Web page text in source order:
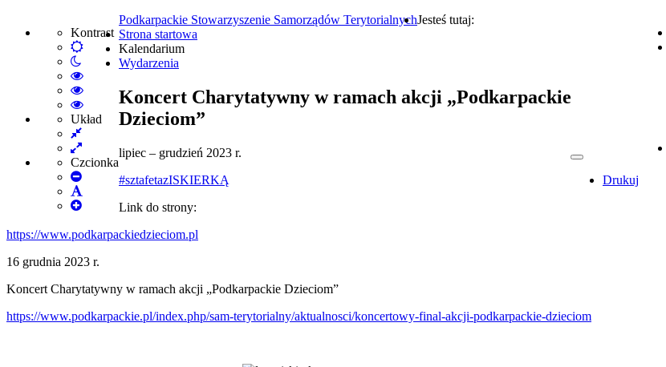
Kontrast
Default
mode
Włącz
tryb
nocny
High
Contrast
Black
White
High
Contrast
Black
High
Contrast
mode
Układ
Fixed
layout
Wide
layout
Czcionka
Set
Smaller
FontDefault
Set
Font
Podkarpackie Stowarzyszenie Samorządów TerytorialnychJesteś tutaj:
Strona startowa
Kalendarium
Wydarzenia
Koncert Charytatywny w ramach akcji „Podkarpackie
Dzieciom”
Drukuj
lipiec – grudzień 2023 r.
#sztafetazISKIERKĄ
Link do strony:
https://www.podkarpackiedzieciom.pl
16 grudnia 2023 r.
Koncert Charytatywny w ramach akcji „Podkarpackie Dzieciom”
https://www.podkarpackie.pl/index.php/sam-terytorialny/aktualnosci/koncertowy-final-akcji-podkarpackie-dzieciom